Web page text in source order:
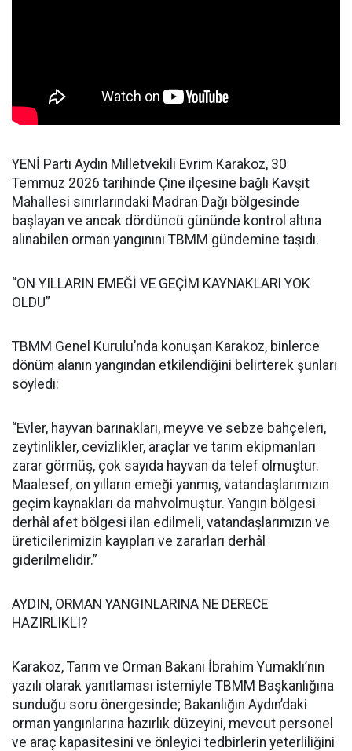
YENİ Parti Aydın Milletvekili Evrim Karakoz, 30
Temmuz 2026 tarihinde Çine ilçesine bağlı Kavşit
Mahallesi sınırlarındaki Madran Dağı bölgesinde
başlayan ve ancak dördüncü gününde kontrol altına
alınabilen orman yangınını TBMM gündemine taşıdı.
“ON YILLARIN EMEĞİ VE GEÇİM KAYNAKLARI YOK
OLDU”
TBMM Genel Kurulu’nda konuşan Karakoz, binlerce
dönüm alanın yangından etkilendiğini belirterek şunları
söyledi:
“Evler, hayvan barınakları, meyve ve sebze bahçeleri,
zeytinlikler, cevizlikler, araçlar ve tarım ekipmanları
zarar görmüş, çok sayıda hayvan da telef olmuştur.
Maalesef, on yılların emeği yanmış, vatandaşlarımızın
geçim kaynakları da mahvolmuştur. Yangın bölgesi
derhâl afet bölgesi ilan edilmeli, vatandaşlarımızın ve
üreticilerimizin kayıpları ve zararları derhâl
giderilmelidir.”
AYDIN, ORMAN YANGINLARINA NE DERECE
HAZIRLIKLI?
Karakoz, Tarım ve Orman Bakanı İbrahim Yumaklı’nın
yazılı olarak yanıtlaması istemiyle TBMM Başkanlığına
sunduğu soru önergesinde; Bakanlığın Aydın’daki
orman yangınlarına hazırlık düzeyini, mevcut personel
ve araç kapasitesini ve önleyici tedbirlerin yeterliliğini